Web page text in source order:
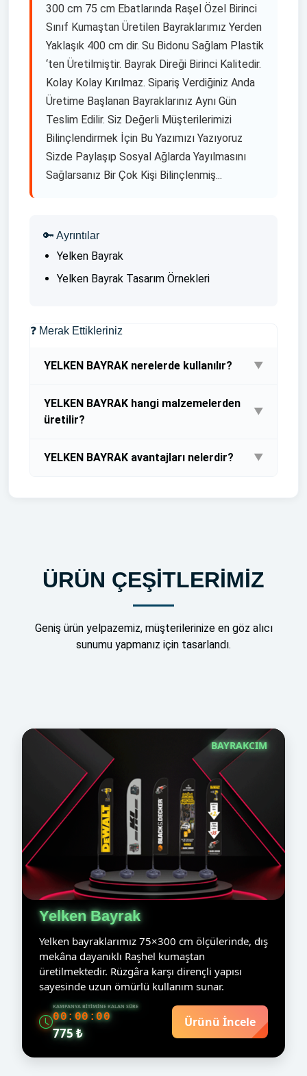
300 cm 75 cm Ebatlarında Raşel Özel Birinci
Sınıf Kumaştan Üretilen Bayraklarımız Yerden
Yaklaşık 400 cm dir. Su Bidonu Sağlam Plastik
‘ten Üretilmiştir. Bayrak Direği Birinci Kalitedir.
Kolay Kolay Kırılmaz. Sipariş Verdiğiniz Anda
Üretime Başlanan Bayraklarınız Aynı Gün
Teslim Edilir. Siz Değerli Müşterilerimizi
Bilinçlendirmek İçin Bu Yazımızı Yazıyoruz
Sizde Paylaşıp Sosyal Ağlarda Yayılmasını
Sağlarsanız Bir Çok Kişi Bilinçlenmiş...
🔑 Ayrıntılar
Yelken Bayrak
Yelken Bayrak Tasarım Örnekleri
❓ Merak Ettikleriniz
YELKEN BAYRAK nerelerde kullanılır? ▼
Fiyata Dahildir
YELKEN BAYRAK hangi malzemelerden
üretilir?
▼
Fiyata Dahildir
YELKEN BAYRAK avantajları nelerdir? ▼
ÜRÜN ÇEŞİTLERİMİZ
Geniş ürün yelpazemiz, müşterilerinize en göz alıcı
sunumu yapmanız için tasarlandı.
BAYRAKCIM
Yelken Bayrak
Yelken bayraklarımız 75×300 cm ölçülerinde, dış
mekâna dayanıklı Raşhel kumaştan
üretilmektedir. Rüzgâra karşı dirençli yapısı
sayesinde uzun ömürlü kullanım sunar.
KAMPANYA BITIMINE KALAN SÜRE
00:00:00
775 ₺
Ürünü İncele